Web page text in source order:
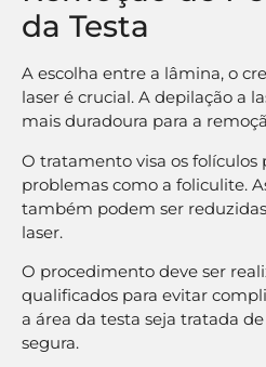
da Testa
A escolha entre a lâmina, o
laser é crucial. A depilação a
mais duradoura para a
O tratamento visa os folículos
problemas como a foliculite.
também podem ser
laser.
O procedimento deve ser
qualificados para evitar
a área da testa seja tratada
segura.